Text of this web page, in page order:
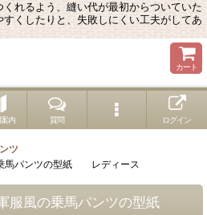
れるよう、縫い代が最初からついていた
くしたりと、失敗しにくい工夫がしてあ
カート
内 質問 ログイン
ツ
馬パンツの型紙 レディース
服風の乗馬パンツの型紙